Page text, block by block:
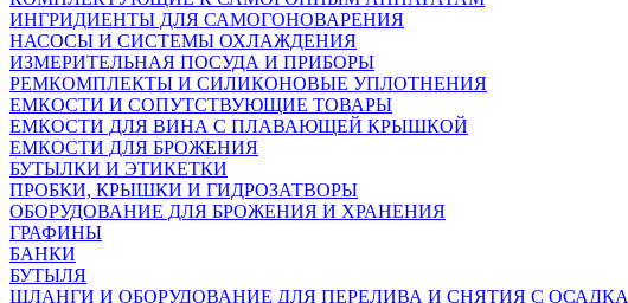
ИНГРИДИЕНТЫ ДЛЯ САМОГОНОВАРЕНИЯ
НАСОСЫ И СИСТЕМЫ ОХЛАЖДЕНИЯ
ИЗМЕРИТЕЛЬНАЯ ПОСУДА И ПРИБОРЫ
РЕМКОМПЛЕКТЫ И СИЛИКОНОВЫЕ УПЛОТНЕНИЯ
ЕМКОСТИ И СОПУТСТВУЮЩИЕ ТОВАРЫ
ЕМКОСТИ ДЛЯ ВИНА С ПЛАВАЮЩЕЙ КРЫШКОЙ
ЕМКОСТИ ДЛЯ БРОЖЕНИЯ
БУТЫЛКИ И ЭТИКЕТКИ
ПРОБКИ, КРЫШКИ И ГИДРОЗАТВОРЫ
ОБОРУДОВАНИЕ ДЛЯ БРОЖЕНИЯ И ХРАНЕНИЯ
ГРАФИНЫ
БАНКИ
БУТЫЛЯ
ШЛАНГИ И ОБОРУДОВАНИЕ ДЛЯ ПЕРЕЛИВА И СНЯТИЯ С ОСАДКА